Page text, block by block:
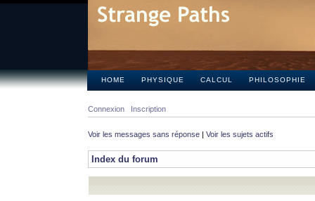
HOME PHYSIQUE CALCUL PHILOSOPHIE
Connexion Inscription
Voir les messages sans réponse | Voir les sujets actifs
Index du forum